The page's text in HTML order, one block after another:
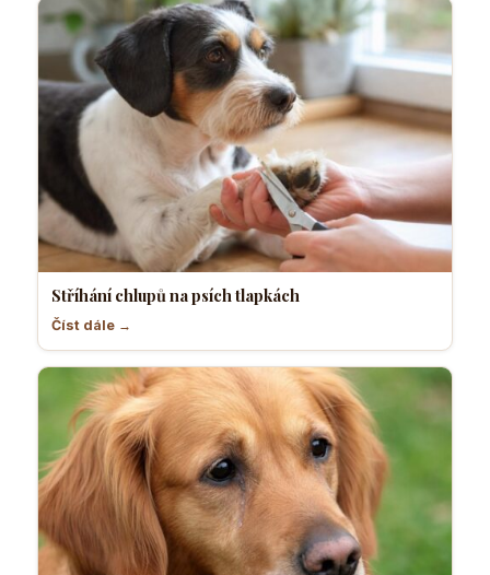
Stříhání chlupů na psích tlapkách
Číst dále →